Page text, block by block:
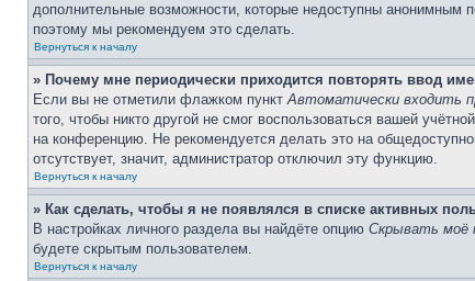
дополнительные возможности, которые недоступны анонимным
поэтому мы рекомендуем это сделать.
Вернуться к началу
» Почему мне периодически приходится повторять ввод
Если вы не отметили флажком пунктАвтоматически входить
того, чтобы никто другой не смог воспользоваться вашей
на конференцию. Не рекомендуется делать это на
отсутствует, значит, администратор отключил эту функцию.
Вернуться к началу
» Как сделать, чтобы я не появлялся в списке активных
В настройках личного раздела вы найдёте опцию Скрывать моё
будете скрытым пользователем.
Вернуться к началу